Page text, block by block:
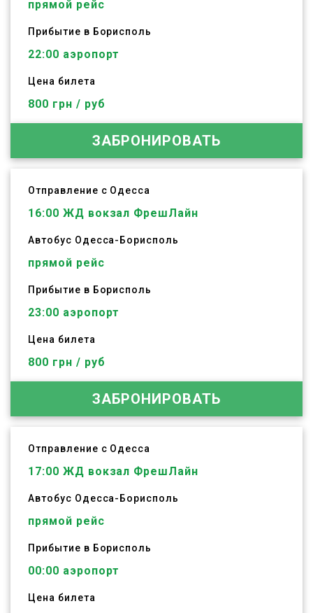
прямой рейс
Прибытие в Борисполь
22:00 аэропорт
Цена билета
800 грн / руб
ЗАБРОНИРОВАТЬ
Отправление с Одесса
16:00 ЖД вокзал ФрешЛайн
Автобус Одесса- Борисполь
прямой рейс
Прибытие в Борисполь
23:00 аэропорт
Цена билета
800 грн / руб
ЗАБРОНИРОВАТЬ
Отправление с Одесса
17:00 ЖД вокзал ФрешЛайн
Автобус Одесса- Борисполь
прямой рейс
Прибытие в Борисполь
00:00 аэропорт
Цена билета